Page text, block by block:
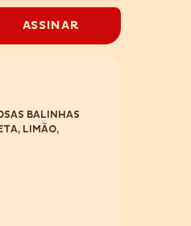
ASSINAR
BALINHAS
LIMÃO,